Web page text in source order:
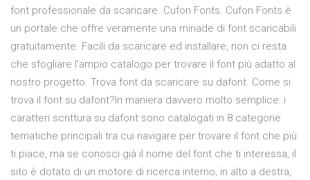
font professionale da scaricare. Cufon Fonts. Cufon Fonts è
un portale che offre veramente una miriade di font scaricabili
gratuitamente. Facili da scaricare ed installare, non ci resta
che sfogliare l’ampio catalogo per trovare il font più adatto al
nostro progetto. Trova font da scaricare su dafont. Come si
trova il font su dafont?In maniera davvero molto semplice: i
caratteri scrittura su dafont sono catalogati in 8 categorie
tematiche principali tra cui navigare per trovare il font che più
ti piace, ma se conosci già il nome del font che ti interessa, il
sito è dotato di un motore di ricerca interno, in alto a destra,